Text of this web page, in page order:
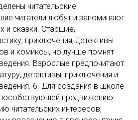
читательские
читатели любят и запоминают
и сказки. Старшие,
приключения, детективы
и комиксы, но лучше помнят
Взрослые предпочитают
детективы, приключения и
6. Для создания в школе
продвижению
читательских интересов,